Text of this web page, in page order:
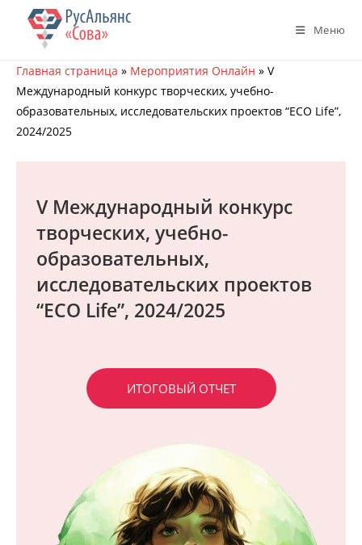
Перейти
содержимому
Меню
Главная страница » Мероприятия Онлайн » V
Международный конкурс творческих, учебно-
образовательных, исследовательских проектов “ECO Life”,
2024/2025
V Международный конкурс
творческих, учебно-
образовательных,
исследовательских проектов
“ECO Life”, 2024/2025
ИТОГОВЫЙ ОТЧЕТ